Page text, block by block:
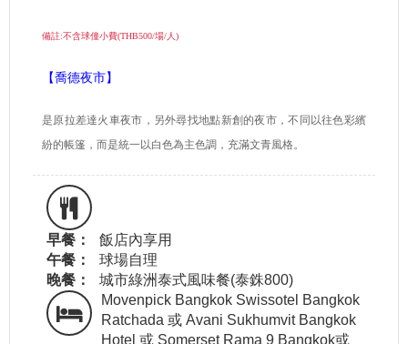
備註:不含球僮小費(THB500/場/人 )
【喬德夜市】
是原拉差達火車夜市，另外尋找地點新創的夜市，不同以往色彩繽
紛的帳篷，而是統一以白色為主色調，充滿文青風格。
早餐：
飯店內享用
午餐：
球場自理
晚餐：
城市綠洲泰式風味餐(泰銖800)
Movenpick Bangkok Swissotel Bangkok
Ratchada 或 Avani Sukhumvit Bangkok
Hotel 或 Somerset Rama 9 Bangkok或